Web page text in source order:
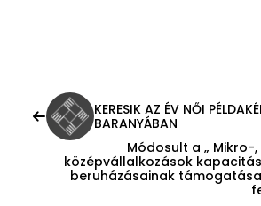
KERESIK AZ ÉV NŐI
BARANYÁBAN
Módosult a „ Mikro-
középvállalkozások
beruházásainak